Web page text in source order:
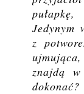
Jedynym
z
znajdą
dokonać?